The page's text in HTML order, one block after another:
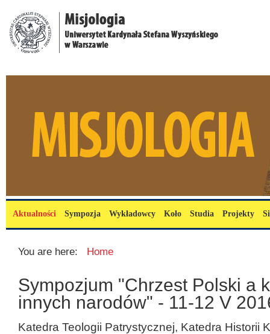
Menu główne
Aktualności Sympozja Wykładowcy Koło Studia Projekty
You are here: Home
Sympozjum "Chrzest Polski a
innych narodów" - 11-12 V
Katedra Teologii Patrystycznej, Katedra Historii